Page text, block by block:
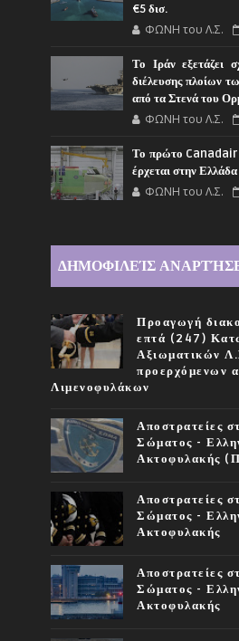
€5 δισ.
ΦΩΝΗ του Λ.Σ.
Το Ιράν εξετάζει
διέλευσης πλοίων
από τα Στενά του
ΦΩΝΗ του Λ.Σ.
Το πρώτο Canadair
έρχεται στην
ΦΩΝΗ του Λ.Σ.
ΔΗΜΟΦΙΛΕΊΣ
Προαγωγή
επτά (247)
Αξιωματικών
προερχόμενων
Λιμενοφυλάκων
Αποστρατείες
Σώματος -
Ακτοφυλακής
Αποστρατείες
Σώματος -
Ακτοφυλακής
Αποστρατείες
Σώματος -
Ακτοφυλακής